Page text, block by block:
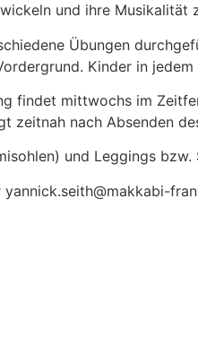
und ihre Musikalität
Übungen
Kinder in
findet mittwochs im
nach Absenden
und Leggings